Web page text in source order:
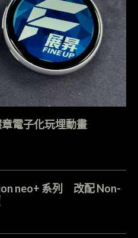
章電子化玩埋動畫
neo+ 系列 改配 Non-